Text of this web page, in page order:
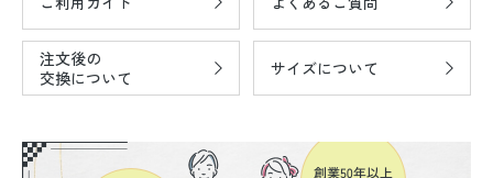
注文後の
交換について
サイズについて